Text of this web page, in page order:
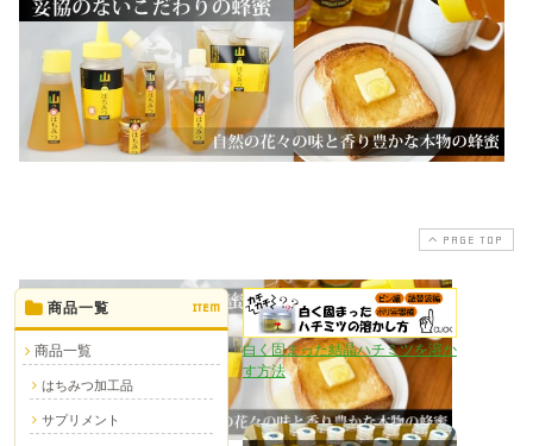
PAGE TOP
商品一覧 ITEM
商品一覧
はちみつ加工品
サプリメント
白く固まった結晶ハチミツを溶か
す方法